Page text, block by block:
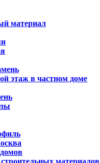
материал
этаж в частном доме